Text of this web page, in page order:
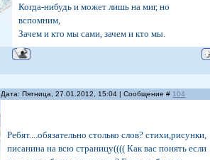
Когда-нибудь и может лишь на миг, но
вспомним,
Зачем и кто мы сами, зачем и кто мы.
Дата: Пятница, 27.01.2012, 15:04 | Сообщение # 104
Ребят....обязательно столько слов? стихи,рисунки,
писанина на всю страницу(((( Как вас понять если